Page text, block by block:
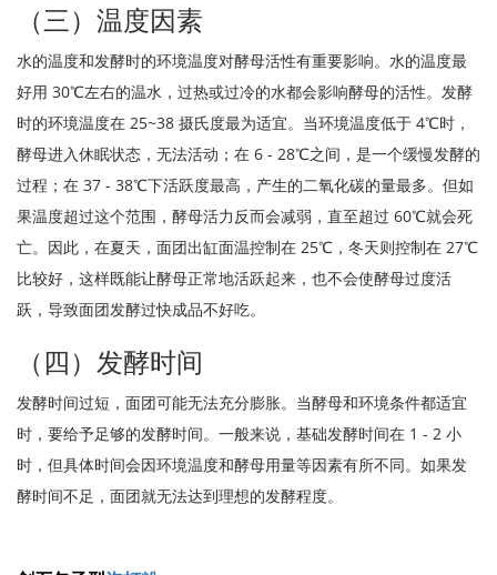
（三）温度因素
水的温度和发酵时的环境温度对酵母活性有重要影响。水的温度最
好用 30℃左右的温水，过热或过冷的水都会影响酵母的活性。发酵
时的环境温度在 25~38 摄氏度最为适宜。当环境温度低于 4℃时，
酵母进入休眠状态，无法活动；在 6 - 28℃之间，是一个缓慢发酵的
过程；在 37 - 38℃下活跃度最高，产生的二氧化碳的量最多。但如
果温度超过这个范围，酵母活力反而会减弱，直至超过 60℃就会死
亡。因此，在夏天，面团出缸面温控制在 25℃，冬天则控制在 27℃
比较好，这样既能让酵母正常地活跃起来，也不会使酵母过度活
跃，导致面团发酵过快成品不好吃。
（四）发酵时间
发酵时间过短，面团可能无法充分膨胀。当酵母和环境条件都适宜
时，要给予足够的发酵时间。一般来说，基础发酵时间在 1 - 2 小
时，但具体时间会因环境温度和酵母用量等因素有所不同。如果发
酵时间不足，面团就无法达到理想的发酵程度。